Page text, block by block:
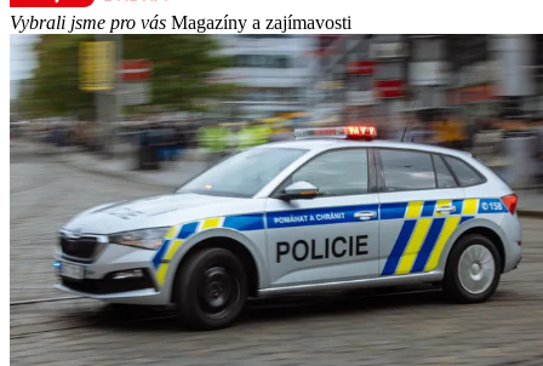
Vybrali jsme pro vás Magazíny a zajímavosti